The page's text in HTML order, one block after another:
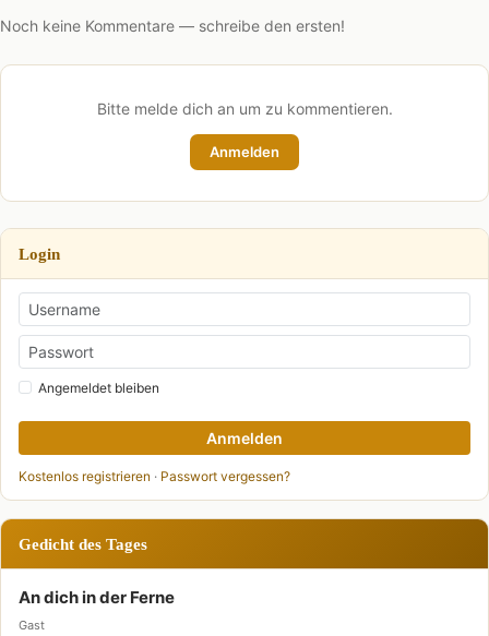
Noch keine Kommentare — schreibe den ersten!
Bitte melde dich an um zu kommentieren.
Anmelden
Login
Angemeldet bleiben
Anmelden
Kostenlos registrieren · Passwort vergessen?
Gedicht des Tages
An dich in der Ferne
Gast